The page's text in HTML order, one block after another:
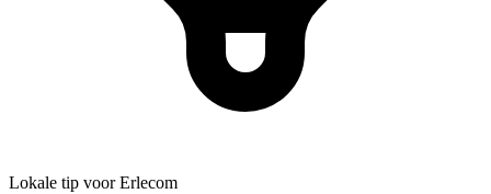
Lokale tip voor Erlecom